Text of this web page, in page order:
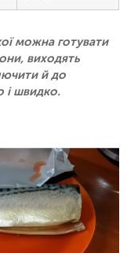
можна готувати
виходять
й до
і швидко.